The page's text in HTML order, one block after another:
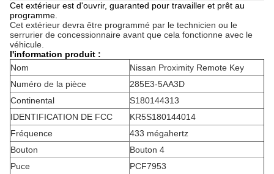
Cet extérieur est d'ouvrir, guaranted pour travailler et prêt au
programme.
Cet extérieur devra être programmé par le technicien ou le
serrurier de concessionnaire avant que cela fonctionne avec le
véhicule.
l'information produit :
Nom
Nissan Proximity Remote Key
Numéro de la pièce
285E3-5AA3D
Continental
S180144313
IDENTIFICATION DE FCC
KR5S180144014
Fréquence
433 mégahertz
Bouton
Bouton 4
Puce
PCF7953